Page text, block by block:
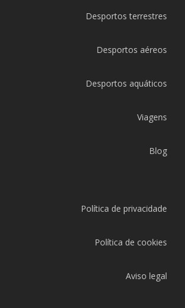
Desportos terrestres
Desportos aéreos
Desportos aquáticos
Viagens
Blog
Política de privacidade
Política de cookies
Aviso legal